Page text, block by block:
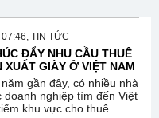
TIN TỨC
ĐẨY NHU CẦU THUÊ
XUẤT GIÀY Ở VIỆT NAM
gần đây, có nhiều nhà
doanh nghiệp tìm đến Việt
khu vực cho thuê...